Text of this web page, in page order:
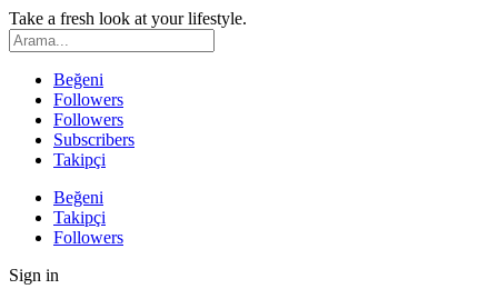
Take a fresh look at your lifestyle.
Beğeni
Followers
Followers
Subscribers
Takipçi
Beğeni
Takipçi
Followers
Sign in